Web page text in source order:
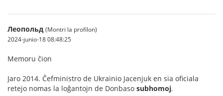
Леопольд (Montri la profilon)
2024-junio-18 08:48:25
Memoru ĉion
Jaro 2014. Ĉefministro de Ukrainio Jacenjuk en sia oficiala
retejo nomas la loĝantojn de Donbaso subhomoj.